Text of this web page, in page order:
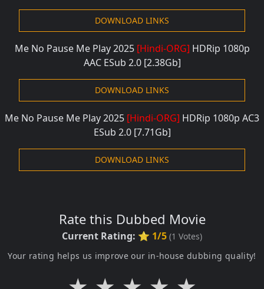
DOWNLOAD LINKS
Me No Pause Me Play 2025 [Hindi-ORG] HDRip 1080p
AAC ESub 2.0 [2.38Gb]
DOWNLOAD LINKS
Me No Pause Me Play 2025 [Hindi-ORG] HDRip 1080p AC3
ESub 2.0 [7.71Gb]
DOWNLOAD LINKS
Rate this Dubbed Movie
Current Rating: ⭐ 1/5 (1 Votes)
Your rating helps us improve our in-house dubbing quality!